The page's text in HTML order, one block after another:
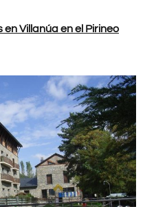
Villanúa en el Pirineo